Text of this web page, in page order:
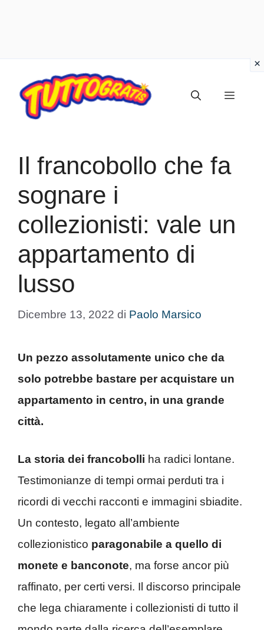
contenuto
Menu
Il francobollo che fa
sognare i
collezionisti: vale un
appartamento di
lusso
Dicembre 13, 2022 di Paolo Marsico
Un pezzo assolutamente unico che da
solo potrebbe bastare per acquistare un
appartamento in centro, in una grande
città.
La storia dei francobolli ha radici lontane.
Testimonianze di tempi ormai perduti tra i
ricordi di vecchi racconti e immagini sbiadite.
Un contesto, legato all’ambiente
collezionistico paragonabile a quello di
monete e banconote, ma forse ancor più
raffinato, per certi versi. Il discorso principale
che lega chiaramente i collezionisti di tutto il